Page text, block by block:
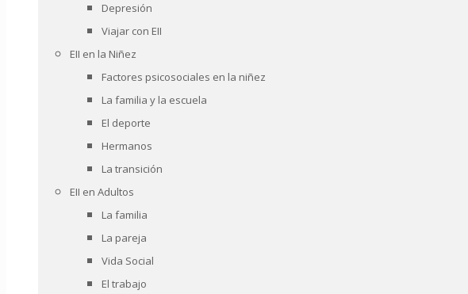
Depresión
Viajar con EII
EII en la Niñez
Factores psicosociales en la niñez
La familia y la escuela
El deporte
Hermanos
La transición
EII en Adultos
La familia
La pareja
Vida Social
El trabajo